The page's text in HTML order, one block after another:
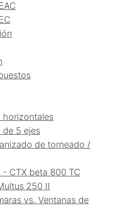
horizontales
de 5 ejes
de torneado /
- CTX beta 800 TC
250 II
vs. Ventanas de